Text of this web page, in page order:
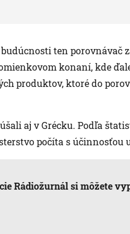
budúcnosti ten
konaní, kde
produktov, ktoré do
aj v Grécku. Podľa
počíta s účinnosťou
Rádiožurnál si môžete